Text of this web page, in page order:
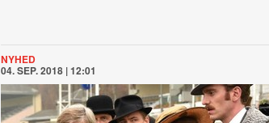
NYHED
04. SEP. 2018 | 12:01